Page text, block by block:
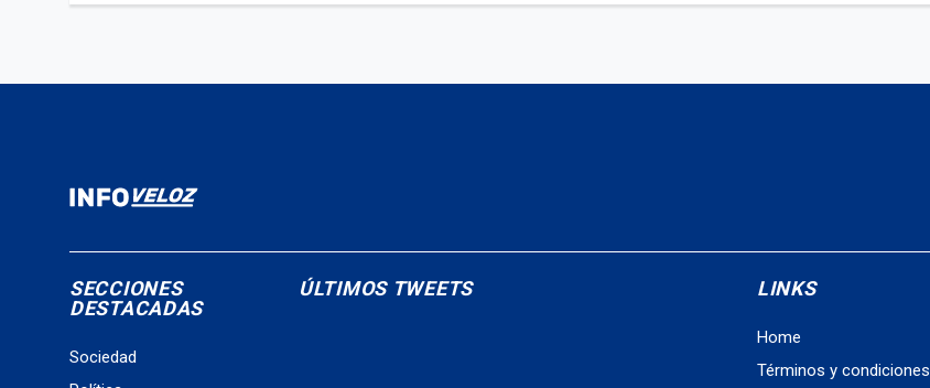
SECCIONES
DESTACADAS
Sociedad
ÚLTIMOS TWEETS LINKS
Home
Términos y condiciones